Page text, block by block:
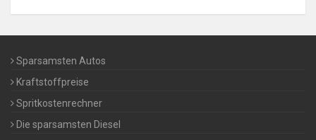
Sparsamsten Autos
Kraftstoffpreise
Spritkostenrechner
Die sparsamsten Diesel